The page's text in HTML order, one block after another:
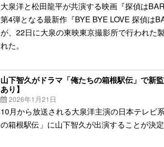
大泉洋と松田龍平が共演する映画『探偵は
第4弾となる最新作『BYE BYE LOVE 探偵は
が、22日に大泉の東映東京撮影所で行われた
れた。
山下智久がドラマ「俺たちの箱根駅伝」で新
あり】
2026年1月21日
10月から放送される大泉洋主演の日本テレビ
の箱根駅伝」に山下智久が出演することが決定